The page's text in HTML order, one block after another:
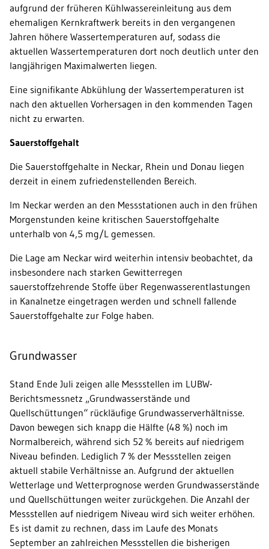
aufgrund der früheren Kühlwassereinleitung aus dem
ehemaligen Kernkraftwerk bereits in den vergangenen
Jahren höhere Wassertemperaturen auf, sodass die
aktuellen Wassertemperaturen dort noch deutlich unter den
langjährigen Maximalwerten liegen.
Eine signifikante Abkühlung der Wassertemperaturen ist
nach den aktuellen Vorhersagen in den kommenden Tagen
nicht zu erwarten.
Sauerstoffgehalt
Die Sauerstoffgehalte in Neckar, Rhein und Donau liegen
derzeit in einem zufriedenstellenden Bereich.
Im Neckar werden an den Messstationen auch in den frühen
Morgenstunden keine kritischen Sauerstoffgehalte
unterhalb von 4,5 mg/L gemessen.
Die Lage am Neckar wird weiterhin intensiv beobachtet, da
insbesondere nach starken Gewitterregen
sauerstoffzehrende Stoffe über Regenwasserentlastungen
in Kanalnetze eingetragen werden und schnell fallende
Sauerstoffgehalte zur Folge haben.
Grundwasser
Stand Ende Juli zeigen alle Messstellen im LUBW-
Berichtsmessnetz „Grundwasserstände und
Quellschüttungen“ rückläufige Grundwasserverhältnisse.
Davon bewegen sich knapp die Hälfte (48 %) noch im
Normalbereich, während sich 52 % bereits auf niedrigem
Niveau befinden. Lediglich 7 % der Messstellen zeigen
aktuell stabile Verhältnisse an. Aufgrund der aktuellen
Wetterlage und Wetterprognose werden Grundwasserstände
und Quellschüttungen weiter zurückgehen. Die Anzahl der
Messstellen auf niedrigem Niveau wird sich weiter erhöhen.
Es ist damit zu rechnen, dass im Laufe des Monats
September an zahlreichen Messstellen die bisherigen